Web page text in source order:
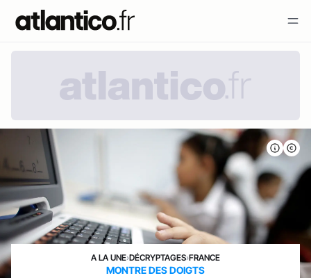
A LA UNE›DÉCRYPTAGES›FRANCE
MONTRE DES DOIGTS